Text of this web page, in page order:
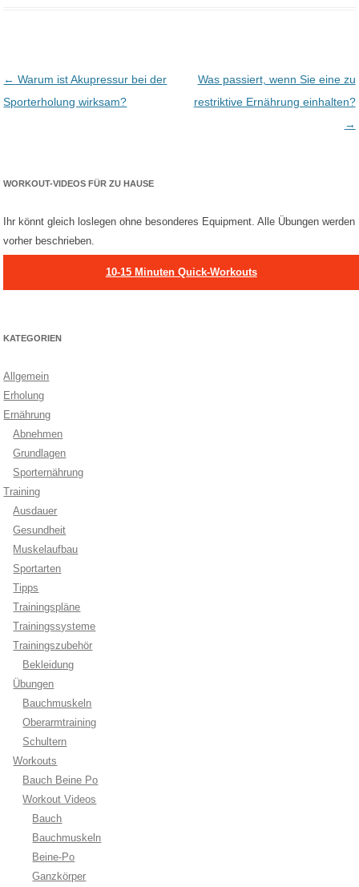
Post navigation
← Warum ist Akupressur bei der
Sporterholung wirksam?
Was passiert, wenn Sie eine zu
restriktive Ernährung einhalten?
→
WORKOUT-VIDEOS FÜR ZU HAUSE
Ihr könnt gleich loslegen ohne besonderes Equipment. Alle Übungen werden
vorher beschrieben.
10-15 Minuten Quick-Workouts
KATEGORIEN
Allgemein
Erholung
Ernährung
Abnehmen
Grundlagen
Sporternährung
Training
Ausdauer
Gesundheit
Muskelaufbau
Sportarten
Tipps
Trainingspläne
Trainingssysteme
Trainingszubehör
Bekleidung
Übungen
Bauchmuskeln
Oberarmtraining
Schultern
Workouts
Bauch Beine Po
Workout Videos
Bauch
Bauchmuskeln
Beine-Po
Ganzkörper